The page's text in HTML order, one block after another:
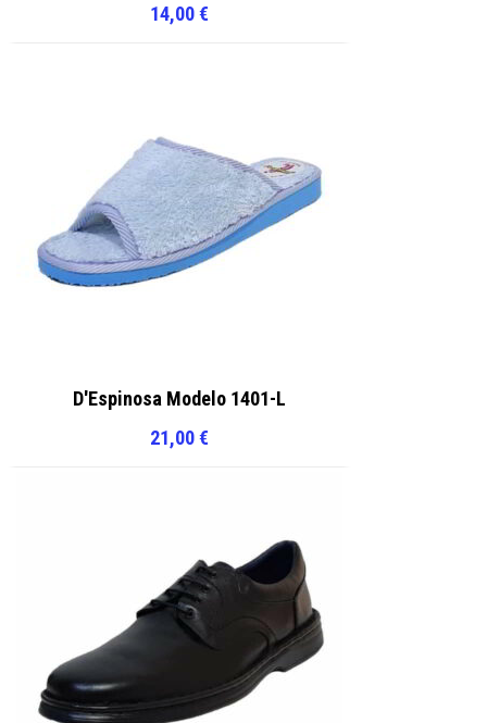
14,00€
D'Espinosa Modelo 1401-L
21,00€